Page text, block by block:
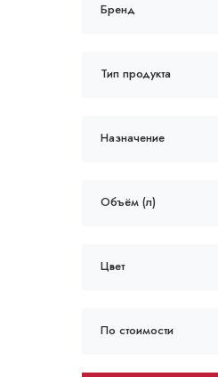
Бренд
Тип продукта
Назначение
Объём (л)
Цвет
По стоимости